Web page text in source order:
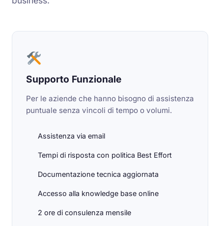
Supporto Funzionale
Per le aziende che hanno bisogno di assistenza
puntuale senza vincoli di tempo o volumi.
Assistenza via email
Tempi di risposta con politica Best Effort
Documentazione tecnica aggiornata
Accesso alla knowledge base online
2 ore di consulenza mensile